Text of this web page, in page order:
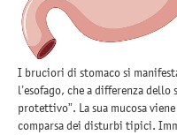
I bruciori di stomaco si
l’esofago, che a differenza
protettivo”. La sua mucosa
comparsa dei disturbi tipici.